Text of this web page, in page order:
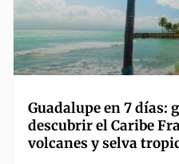
Guadalupe en 7 días:
descubrir el Caribe
volcanes y selva